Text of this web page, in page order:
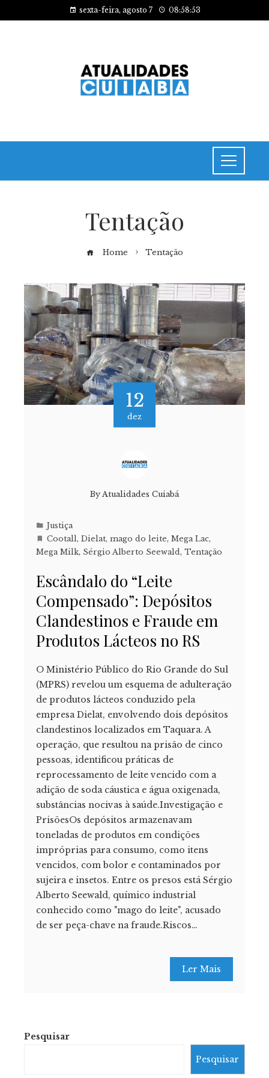
sexta-feira, agosto 7 08:58:53
Tentação
Home Tentação
12
dez
By Atualidades Cuiabá
Justiça
Cootall, Dielat, mago do leite, Mega Lac,
Mega Milk, Sérgio Alberto Seewald, Tentação
Escândalo do “Leite
Compensado”: Depósitos
Clandestinos e Fraude em
Produtos Lácteos no RS
O Ministério Público do Rio Grande do Sul
(MPRS) revelou um esquema de adulteração
de produtos lácteos conduzido pela
empresa Dielat, envolvendo dois depósitos
clandestinos localizados em Taquara. A
operação, que resultou na prisão de cinco
pessoas, identificou práticas de
reprocessamento de leite vencido com a
adição de soda cáustica e água oxigenada,
substâncias nocivas à saúde.Investigação e
PrisõesOs depósitos armazenavam
toneladas de produtos em condições
impróprias para consumo, como itens
vencidos, com bolor e contaminados por
sujeira e insetos. Entre os presos está Sérgio
Alberto Seewald, químico industrial
conhecido como "mago do leite", acusado
de ser peça-chave na fraude.Riscos…
Ler Mais
Pesquisar
Pesquisar